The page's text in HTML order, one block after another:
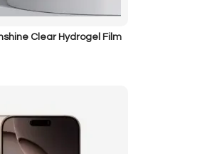
Clear Hydrogel Film